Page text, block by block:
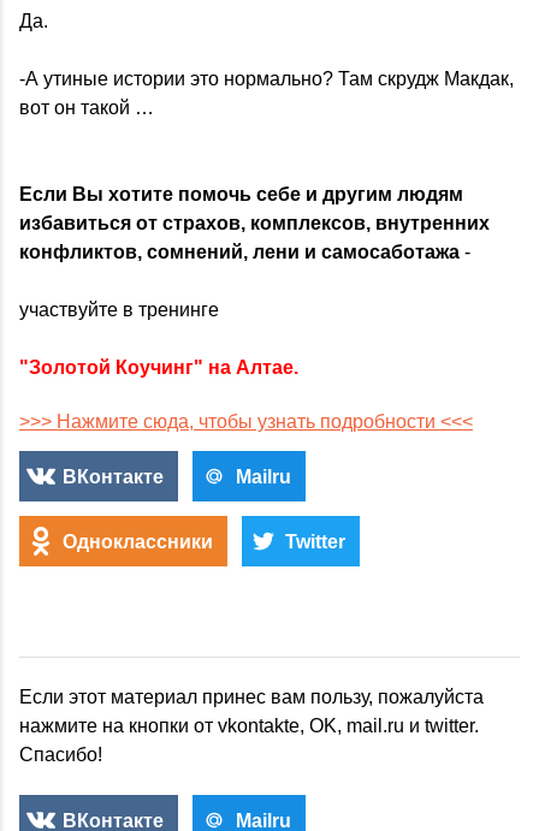
Да.
-А утиные истории это нормально? Там скрудж Макдак,
вот он такой …
Если Вы хотите помочь себе и другим людям
избавиться от страхов, комплексов, внутренних
конфликтов, сомнений, лени и самосаботажа -
участвуйте в тренинге
"Золотой Коучинг" на Алтае.
>>> Нажмите сюда, чтобы узнать подробности <<<
ВКонтакте Mailru
Одноклассники Twitter
Если этот материал принес вам пользу, пожалуйста
нажмите на кнопки от vkontakte, OK, mail.ru и twitter.
Спасибо!
ВКонтакте Mailru